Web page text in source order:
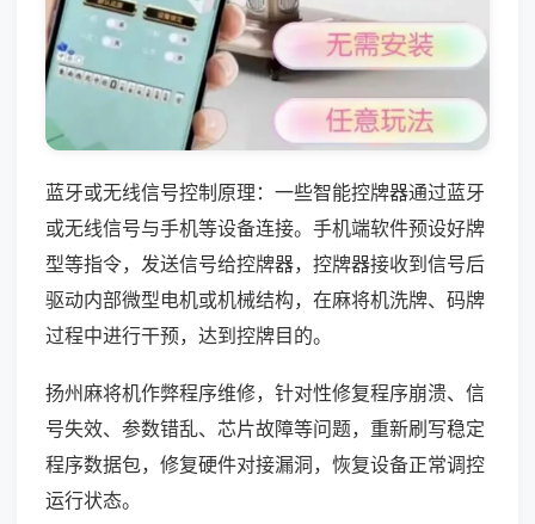
蓝牙或无线信号控制原理：一些智能控牌器通过蓝牙
或无线信号与手机等设备连接。手机端软件预设好牌
型等指令，发送信号给控牌器，控牌器接收到信号后
驱动内部微型电机或机械结构，在麻将机洗牌、码牌
过程中进行干预，达到控牌目的。
扬州麻将机作弊程序维修，针对性修复程序崩溃、信
号失效、参数错乱、芯片故障等问题，重新刷写稳定
程序数据包，修复硬件对接漏洞，恢复设备正常调控
运行状态。